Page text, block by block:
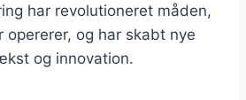
har revolutioneret måden,
opererer, og har skabt nye
og innovation.